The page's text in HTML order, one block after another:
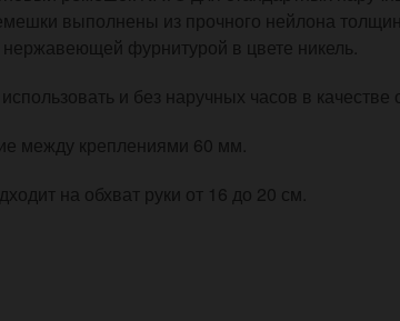
выполнены из прочного нейлона
фурнитурой в цвете никель.
и без наручных часов в качестве
между креплениями 60 мм.
на обхват руки от 16 до 20 см.